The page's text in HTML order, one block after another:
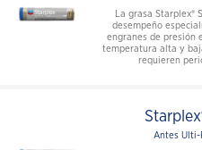
La grasa Starplex®
desempeño
engranes de presión
temperatura alta y
requieren
Antes Ulti-